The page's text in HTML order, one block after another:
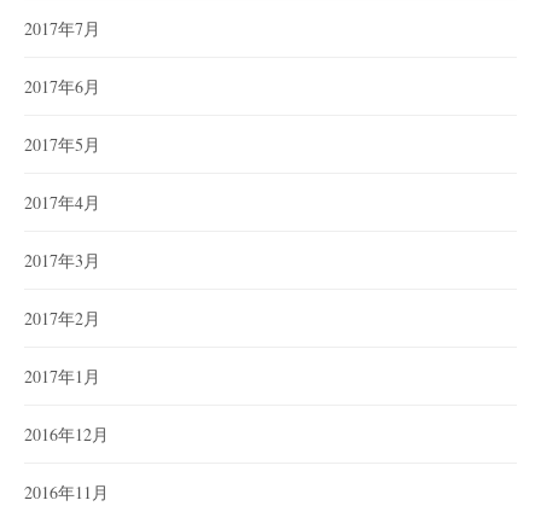
2017年7月
2017年6月
2017年5月
2017年4月
2017年3月
2017年2月
2017年1月
2016年12月
2016年11月